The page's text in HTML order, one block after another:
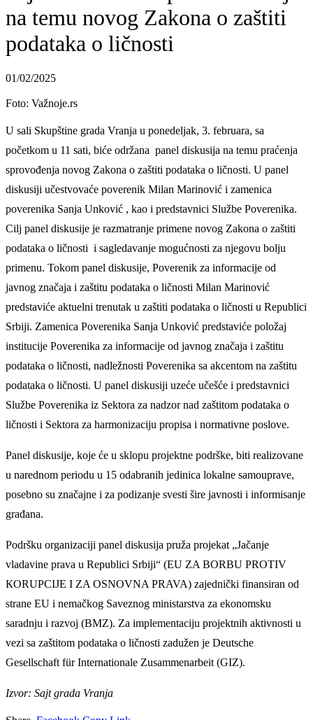
na temu novog Zakona o zaštiti
podataka o ličnosti
01/02/2025
Foto: Važnoje.rs
U sali Skupštine grada Vranja u ponedeljak, 3. februara, sa
početkom u 11 sati, biće održana panel diskusija na temu praćenja
sprovođenja novog Zakona o zaštiti podataka o ličnosti. U panel
diskusiji učestvovaće poverenik Milan Marinović i zamenica
poverenika Sanja Unković , kao i predstavnici Službe Poverenika.
Cilj panel diskusije je razmatranje primene novog Zakona o zaštiti
podataka o ličnosti i sagledavanje mogućnosti za njegovu bolju
primenu. Tokom panel diskusije, Poverenik za informacije od
javnog značaja i zaštitu podataka o ličnosti Milan Marinović
predstaviće aktuelni trenutak u zaštiti podataka o ličnosti u Republici
Srbiji. Zamenica Poverenika Sanja Unković predstaviće položaj
institucije Poverenika za informacije od javnog značaja i zaštitu
podataka o ličnosti, nadležnosti Poverenika sa akcentom na zaštitu
podataka o ličnosti. U panel diskusiji uzeće učešće i predstavnici
Službe Poverenika iz Sektora za nadzor nad zaštitom podataka o
ličnosti i Sektora za harmonizaciju propisa i normativne poslove.
Panel diskusije, koje će u sklopu projektne podrške, biti realizovane
u narednom periodu u 15 odabranih jedinica lokalne samouprave,
posebno su značajne i za podizanje svesti šire javnosti i informisanje
građana.
Podršku organizaciji panel diskusija pruža projekat „Jačanje
vladavine prava u Republici Srbiji“ (EU ZA BORBU PROTIV
КORUPCIJE I ZA OSNOVNA PRAVA) zajednički finansiran od
strane EU i nemačkog Saveznog ministarstva za ekonomsku
saradnju i razvoj (BMZ). Za implementaciju projektnih aktivnosti u
vezi sa zaštitom podataka o ličnosti zadužen je Deutsche
Gesellschaft für Internationale Zusammenarbeit (GIZ).
Izvor: Sajt grada Vranja